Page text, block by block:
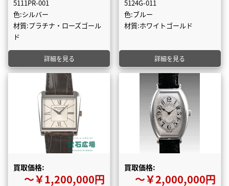
5111PR-001
色:シルバー
材質:プラチナ・ローズゴール
ド
詳細を見る
5124G-011
色:ブルー
材質:ホワイトゴールド
詳細を見る
買取価格:
〜￥1,200,000円
買取価格:
〜￥2,000,000円